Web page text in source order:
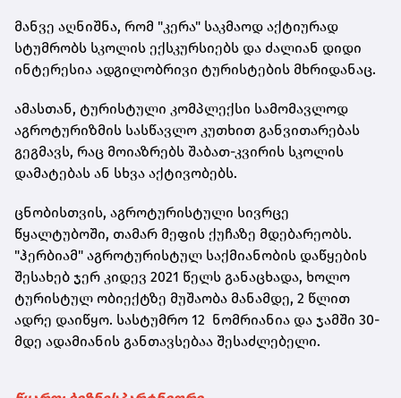
მანვე აღნიშნა, რომ "კერა" საკმაოდ აქტიურად
სტუმრობს სკოლის ექსკურსიებს და ძალიან დიდი
ინტერესია ადგილობრივი ტურისტების მხრიდანაც.
ამასთან, ტურისტული კომპლექსი სამომავლოდ
აგროტურიზმის სასწავლო კუთხით განვითარებას
გეგმავს, რაც მოიაზრებს შაბათ-კვირის სკოლის
დამატებას ან სხვა აქტივობებს.
ცნობისთვის, აგროტურისტული სივრცე
წყალტუბოში, თამარ მეფის ქუჩაზე მდებარეობს.
"ჰერბიამ" აგროტურისტულ საქმიანობის დაწყების
შესახებ ჯერ კიდევ 2021 წელს განაცხადა, ხოლო
ტურისტულ ობიექტზე მუშაობა მანამდე, 2 წლით
ადრე დაიწყო. სასტუმრო 12 ნომრიანია და ჯამში 30-
მდე ადამიანის განთავსებაა შესაძლებელი.